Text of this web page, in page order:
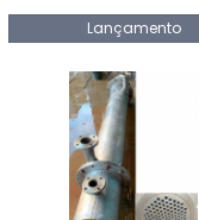
Lançamento